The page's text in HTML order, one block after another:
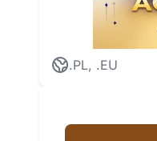
.PL, .EU